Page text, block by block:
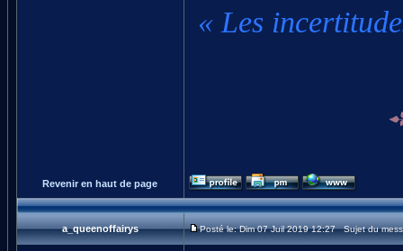
« Les
Revenir en haut de page
a_queenoffairys Posté le: Dim 07 Juil 2019 12:27 Sujet du